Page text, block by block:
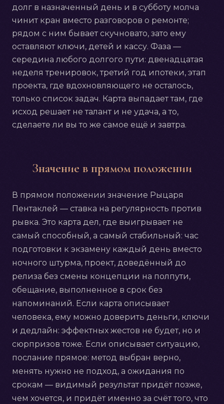
долг в назначенный день и в субботу молча
чинит кран вместо разговоров о ремонте;
рядом с ним бывает скучновато, зато ему
оставляют ключи, детей и кассу. Фаза —
середина любого долгого пути: двенадцатая
неделя тренировок, третий год ипотеки, этап
проекта, где вдохновляющего не осталось,
только список задач. Карта выпадает там, где
исход решает не талант и не удача, а то,
сделаете ли вы то же самое ещё и завтра.
Значение в прямом положении
В прямом положении значение Рыцаря
Пентаклей — ставка на регулярность против
рывка. Это карта дел, где выигрывает не
самый способный, а самый стабильный: час
подготовки к экзамену каждый день вместо
ночного штурма, проект, доведённый до
релиза без смены концепции на полпути,
обещание, выполненное в срок без
напоминаний. Если карта описывает
человека, ему можно доверить деньги, ключи
и дедлайн: эффектных жестов не будет, но и
сюрпризов тоже. Если описывает ситуацию,
послание прямое: метод выбран верно,
менять нужно не подход, а ожидания по
срокам — видимый результат придёт позже,
чем хочется, и придёт именно за счёт того, что